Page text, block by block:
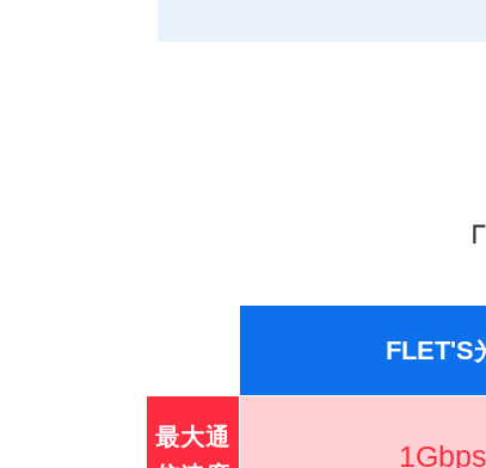
FLET'S
最大通
1Gbps